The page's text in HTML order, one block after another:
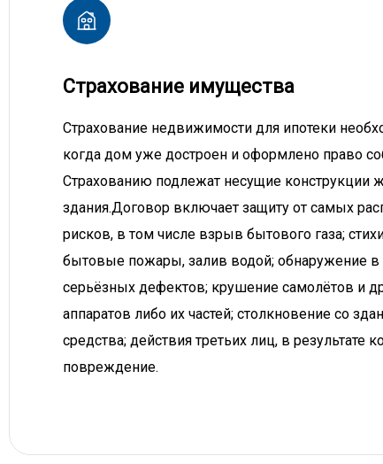
Страхование имущества
Страхование недвижимости для ипотеки
когда дом уже достроен и оформлено право
Страхованию подлежат несущие конструкции
здания.Договор включает защиту от самых
рисков, в том числе взрыв бытового газа;
бытовые пожары, залив водой; обнаружение в
серьёзных дефектов; крушение самолётов и
аппаратов либо их частей; столкновение со
средства; действия третьих лиц, в результате
повреждение.